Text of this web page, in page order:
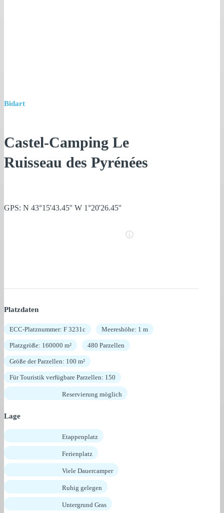
Bidart
Castel-Camping Le
Ruisseau des Pyrénées
GPS: N 43°15'43.45'' W 1°20'26.45''
Platzdaten
ECC-Platznummer: F 3231c Meereshöhe: 1 m
Platzgröße: 160000 m² 480 Parzellen
Größe der Parzellen: 100 m²
Für Touristik verfügbare Parzellen: 150
Reservierung möglich
Lage
Etappenplatz
Ferienplatz
Viele Dauercamper
Ruhig gelegen
Untergrund Gras